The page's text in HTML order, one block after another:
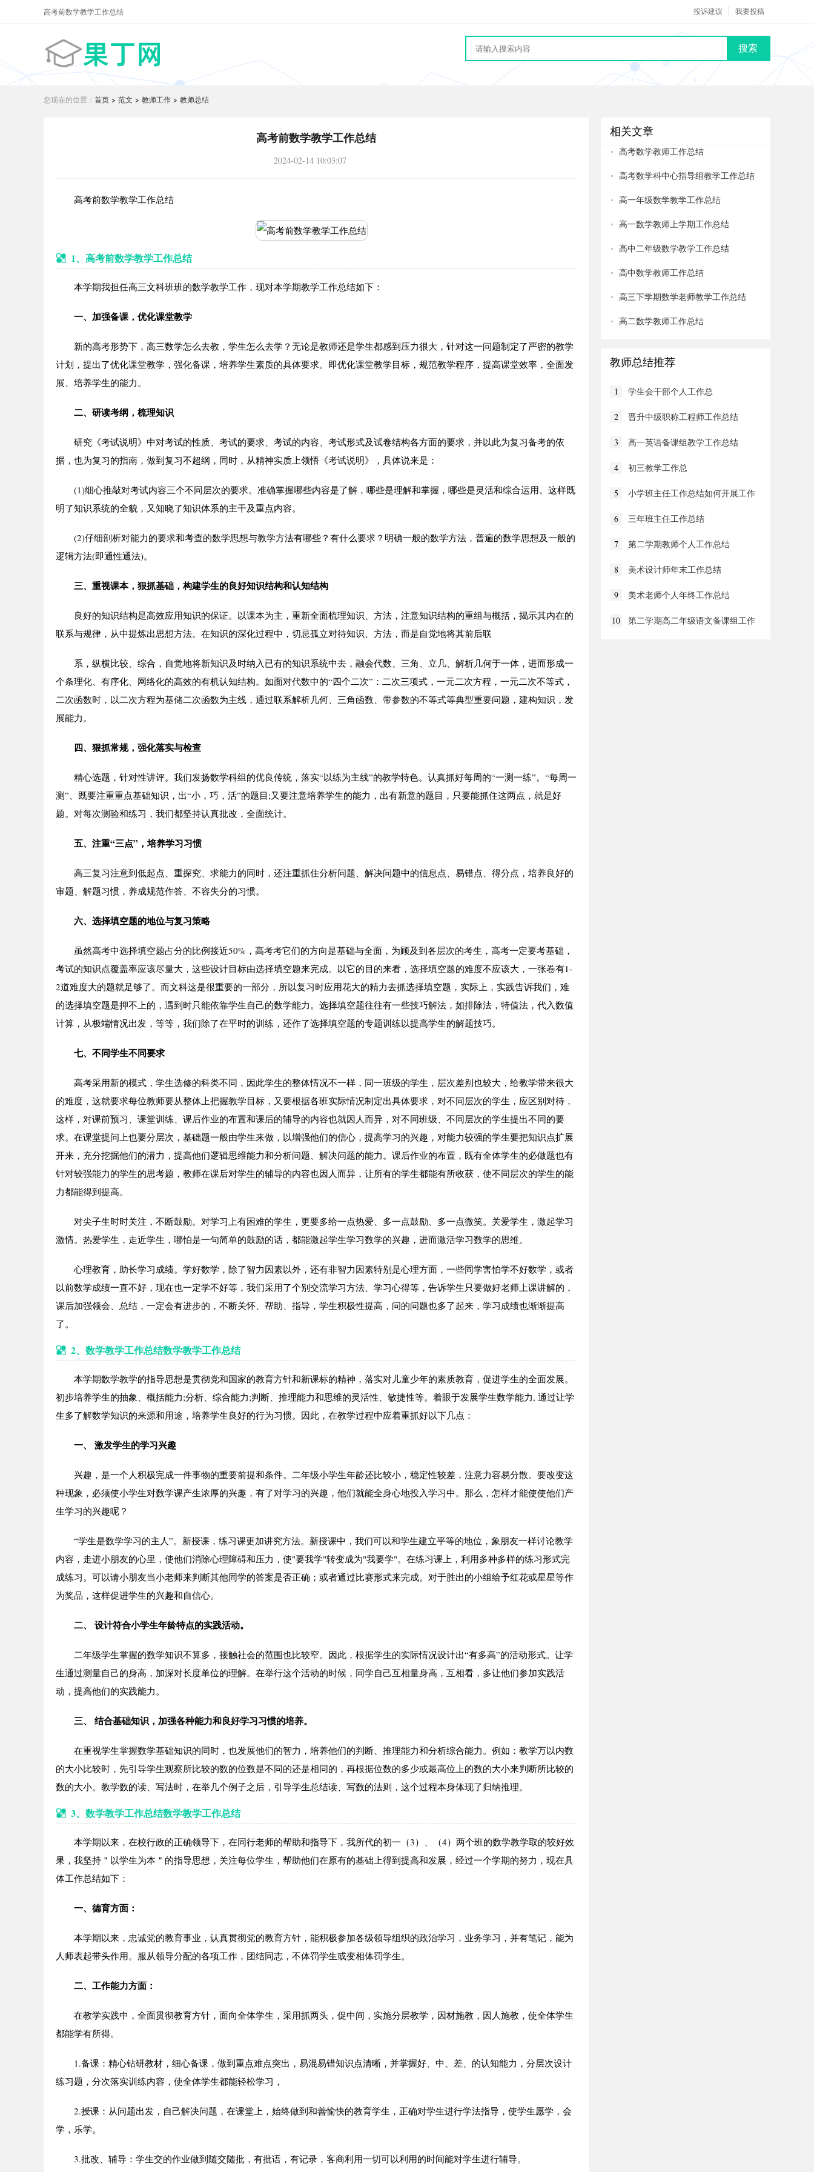
高考前数学教学工作总结 我要投稿
投诉建议
搜索
您现在的位置： 首页 > 范文 > 教师工作 > 教师总结
高考前数学教学工作总结
2024-02-14 10:03:07
高考前数学教学工作总结
1、高考前数学教学工作总结
本学期我担任高三文科班班的数学教学工作，现对本学期教学工作总结如下：
一、加强备课，优化课堂教学
新的高考形势下，高三数学怎么去教，学生怎么去学？无论是教师还是学生都感到压力很大，针对这一问题制定了严密的教学
计划，提出了优化课堂教学，强化备课，培养学生素质的具体要求。即优化课堂教学目标，规范教学程序，提高课堂效率，全面发
展、培养学生的能力。
二、研读考纲，梳理知识
研究《考试说明》中对考试的性质、考试的要求、考试的内容、考试形式及试卷结构各方面的要求，并以此为复习备考的依
据，也为复习的指南，做到复习不超纲，同时，从精神实质上领悟《考试说明》，具体说来是：
(1)细心推敲对考试内容三个不同层次的要求。准确掌握哪些内容是了解，哪些是理解和掌握，哪些是灵活和综合运用。这样既
明了知识系统的全貌，又知晓了知识体系的主干及重点内容。
(2)仔细剖析对能力的要求和考查的数学思想与教学方法有哪些？有什么要求？明确一般的数学方法，普遍的数学思想及一般的
逻辑方法(即通性通法)。
三、重视课本，狠抓基础，构建学生的良好知识结构和认知结构
良好的知识结构是高效应用知识的保证。以课本为主，重新全面梳理知识、方法，注意知识结构的重组与概括，揭示其内在的
联系与规律，从中提炼出思想方法。在知识的深化过程中，切忌孤立对待知识、方法，而是自觉地将其前后联
系，纵横比较、综合，自觉地将新知识及时纳入已有的知识系统中去，融会代数、三角、立几、解析几何于一体，进而形成一
个条理化、有序化、网络化的高效的有机认知结构。如面对代数中的“四个二次”：二次三项式，一元二次方程，一元二次不等式，
二次函数时，以二次方程为基储二次函数为主线，通过联系解析几何、三角函数、带参数的不等式等典型重要问题，建构知识，发
展能力。
四、狠抓常规，强化落实与检查
精心选题，针对性讲评。我们发扬数学科组的优良传统，落实“以练为主线”的教学特色。认真抓好每周的“一测一练”。“每周一
测”、既要注重重点基础知识，出“小，巧，活”的题目;又要注意培养学生的能力，出有新意的题目，只要能抓住这两点，就是好
题。对每次测验和练习，我们都坚持认真批改，全面统计。
五、注重“三点”，培养学习习惯
高三复习注意到低起点、重探究、求能力的同时，还注重抓住分析问题、解决问题中的信息点、易错点、得分点，培养良好的
审题、解题习惯，养成规范作答、不容失分的习惯。
六、选择填空题的地位与复习策略
虽然高考中选择填空题占分的比例接近50%，高考考它们的方向是基础与全面，为顾及到各层次的考生，高考一定要考基础，
考试的知识点覆盖率应该尽量大，这些设计目标由选择填空题来完成。以它的目的来看，选择填空题的难度不应该大，一张卷有1-
2道难度大的题就足够了。而文科这是很重要的一部分，所以复习时应用花大的精力去抓选择填空题，实际上，实践告诉我们，难
的选择填空题是押不上的，遇到时只能依靠学生自己的数学能力。选择填空题往往有一些技巧解法，如排除法，特值法，代入数值
计算，从极端情况出发，等等，我们除了在平时的训练，还作了选择填空题的专题训练以提高学生的解题技巧。
七、不同学生不同要求
高考采用新的模式，学生选修的科类不同，因此学生的整体情况不一样，同一班级的学生，层次差别也较大，给教学带来很大
的难度，这就要求每位教师要从整体上把握教学目标，又要根据各班实际情况制定出具体要求，对不同层次的学生，应区别对待，
这样，对课前预习、课堂训练、课后作业的布置和课后的辅导的内容也就因人而异，对不同班级、不同层次的学生提出不同的要
求。在课堂提问上也要分层次，基础题一般由学生来做，以增强他们的信心，提高学习的兴趣，对能力较强的学生要把知识点扩展
开来，充分挖掘他们的潜力，提高他们逻辑思维能力和分析问题、解决问题的能力。课后作业的布置，既有全体学生的必做题也有
针对较强能力的学生的思考题，教师在课后对学生的辅导的内容也因人而异，让所有的学生都能有所收获，使不同层次的学生的能
力都能得到提高。
对尖子生时时关注，不断鼓励。对学习上有困难的学生，更要多给一点热爱、多一点鼓励、多一点微笑。关爱学生，激起学习
激情。热爱学生，走近学生，哪怕是一句简单的鼓励的话，都能激起学生学习数学的兴趣，进而激活学习数学的思维。
心理教育，助长学习成绩。学好数学，除了智力因素以外，还有非智力因素特别是心理方面，一些同学害怕学不好数学，或者
以前数学成绩一直不好，现在也一定学不好等，我们采用了个别交流学习方法、学习心得等，告诉学生只要做好老师上课讲解的，
课后加强领会、总结，一定会有进步的，不断关怀、帮助、指导，学生积极性提高，问的问题也多了起来，学习成绩也渐渐提高
了。
2、数学教学工作总结数学教学工作总结
本学期数学教学的指导思想是贯彻党和国家的教育方针和新课标的精神，落实对儿童少年的素质教育，促进学生的全面发展。
初步培养学生的抽象、概括能力;分析、综合能力;判断、推理能力和思维的灵活性、敏捷性等。着眼于发展学生数学能力, 通过让学
生多了解数学知识的来源和用途，培养学生良好的行为习惯。因此，在教学过程中应着重抓好以下几点：
一、 激发学生的学习兴趣
兴趣，是一个人积极完成一件事物的重要前提和条件。二年级小学生年龄还比较小，稳定性较差，注意力容易分散。要改变这
种现象，必须使小学生对数学课产生浓厚的兴趣，有了对学习的兴趣，他们就能全身心地投入学习中。那么，怎样才能使使他们产
生学习的兴趣呢？
“学生是数学学习的主人”。新授课，练习课更加讲究方法。新授课中，我们可以和学生建立平等的地位，象朋友一样讨论教学
内容，走进小朋友的心里，使他们消除心理障碍和压力，使"要我学"转变成为"我要学"。在练习课上，利用多种多样的练习形式完
成练习。可以请小朋友当小老师来判断其他同学的答案是否正确；或者通过比赛形式来完成。对于胜出的小组给予红花或星星等作
为奖品，这样促进学生的兴趣和自信心。
二、 设计符合小学生年龄特点的实践活动。
二年级学生掌握的数学知识不算多，接触社会的范围也比较窄。因此，根据学生的实际情况设计出“有多高”的活动形式。让学
生通过测量自己的身高，加深对长度单位的理解。在举行这个活动的时候，同学自己互相量身高，互相看，多让他们参加实践活
动，提高他们的实践能力。
三、 结合基础知识，加强各种能力和良好学习习惯的培养。
在重视学生掌握数学基础知识的同时，也发展他们的智力，培养他们的判断、推理能力和分析综合能力。例如：教学万以内数
的大小比较时，先引导学生观察所比较的数的位数是不同的还是相同的，再根据位数的多少或最高位上的数的大小来判断所比较的
数的大小。教学数的读、写法时，在举几个例子之后，引导学生总结读、写数的法则，这个过程本身体现了归纳推理。
3、数学教学工作总结数学教学工作总结
本学期以来，在校行政的正确领导下，在同行老师的帮助和指导下，我所代的初一（3）、（4）两个班的数学教学取的较好效
果，我坚持＂以学生为本＂的指导思想，关注每位学生，帮助他们在原有的基础上得到提高和发展，经过一个学期的努力，现在具
体工作总结如下：
一、德育方面：
本学期以来，忠诚党的教育事业，认真贯彻党的教育方针，能积极参加各级领导组织的政治学习，业务学习，并有笔记，能为
人师表起带头作用。服从领导分配的各项工作，团结同志，不体罚学生或变相体罚学生。
二、工作能力方面：
在教学实践中，全面贯彻教育方针，面向全体学生，采用抓两头，促中间，实施分层教学，因材施教，因人施教，使全体学生
都能学有所得。
1.备课：精心钻研教材，细心备课，做到重点难点突出，易混易错知识点清晰，并掌握好、中、差、的认知能力，分层次设计
练习题，分次落实训练内容，使全体学生都能轻松学习，
2.授课：从问题出发，自己解决问题，在课堂上，始终做到和善愉快的教育学生，正确对学生进行学法指导，使学生愿学，会
学，乐学。
3.批改、辅导：学生交的作业做到随交随批，有批语，有记录，客商利用一切可以利用的时间能对学生进行辅导。
相关文章
高考数学教师工作总结
高考数学科中心指导组教学工作总结
高一年级数学教学工作总结
高一数学教师上学期工作总结
高中二年级数学教学工作总结
高中数学教师工作总结
高三下学期数学老师教学工作总结
高二数学教师工作总结
教师总结推荐
1 学生会干部个人工作总
2 晋升中级职称工程师工作总结
3 高一英语备课组教学工作总结
4 初三教学工作总
5 小学班主任工作总结如何开展工作
6 三年班主任工作总结
7 第二学期教师个人工作总结
8 美术设计师年末工作总结
9 美术老师个人年终工作总结
10
第二学期高二年级语文备课组工作